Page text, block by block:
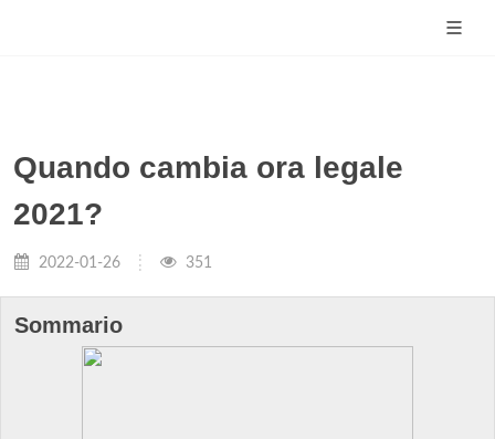
Quando cambia ora legale
2021?
2022-01-26 351
Sommario